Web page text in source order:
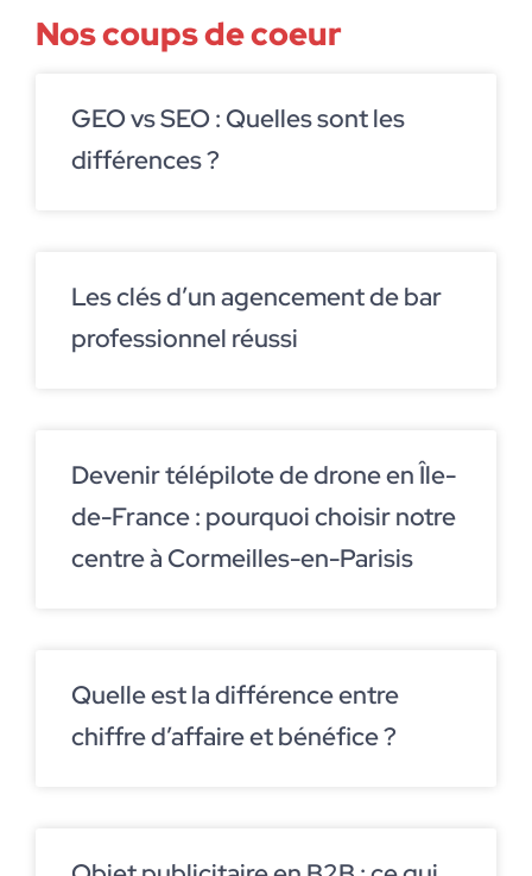
Nos coups de coeur
GEO vs SEO : Quelles sont les
différences ?
Les clés d’un agencement de bar
professionnel réussi
Devenir télépilote de drone en Île-
de-France : pourquoi choisir notre
centre à Cormeilles-en-Parisis
Quelle est la différence entre
chiffre d’affaire et bénéfice ?